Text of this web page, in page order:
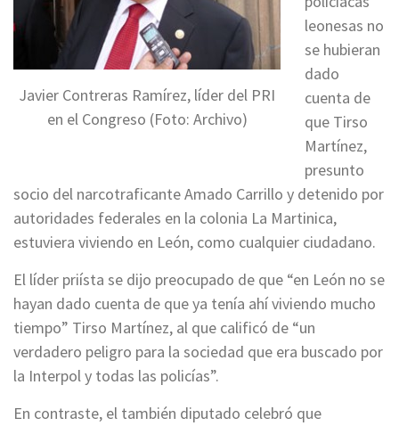
Javier Contreras Ramírez, líder del PRI
en el Congreso (Foto: Archivo)
leonesas no
se hubieran
dado
cuenta de
que Tirso
Martínez,
presunto
socio del narcotraficante Amado Carrillo y detenido por
autoridades federales en la colonia La Martinica,
estuviera viviendo en León, como cualquier ciudadano.
El líder priísta se dijo preocupado de que “en León no se
hayan dado cuenta de que ya tenía ahí viviendo mucho
tiempo” Tirso Martínez, al que calificó de “un
verdadero peligro para la sociedad que era buscado por
la Interpol y todas las policías”.
En contraste, el también diputado celebró que